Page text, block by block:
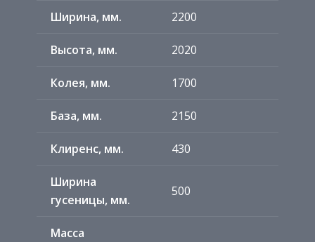
Ширина, мм. 2200
Высота, мм. 2020
Колея, мм. 1700
База, мм. 2150
Клиренс, мм. 430
Ширина
гусеницы, мм.
500
Масса